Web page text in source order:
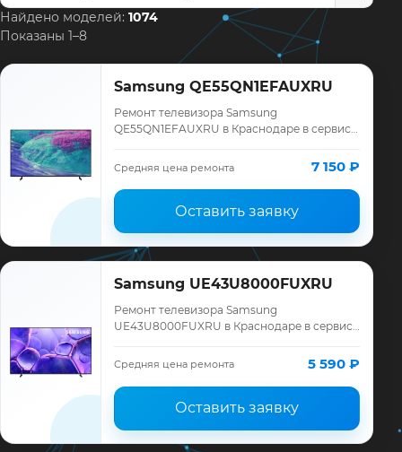
Найдено моделей: 1074
Показаны 1–8
Samsung QE55QN1EFAUXRU
Ремонт телевизора Samsung
QE55QN1EFAUXRU в Краснодаре в сервисе
Samsung, смета до ремонта, запчасти и
гарантия до 12 меся…
Средняя цена ремонта 7 150 ₽
Оставить заявку
Samsung UE43U8000FUXRU
Ремонт телевизора Samsung
UE43U8000FUXRU в Краснодаре в сервисе
Samsung, смета до ремонта, запчасти и
Средняя цена ремонта 5 590 ₽
Оставить заявку